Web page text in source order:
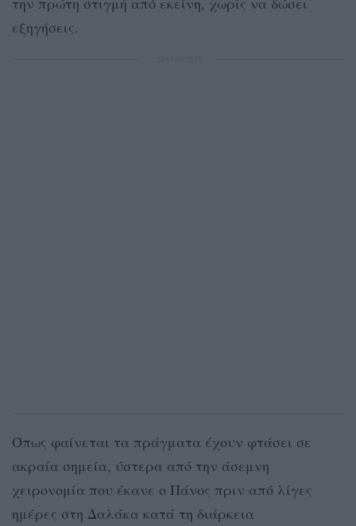
εξηγήσεις.
Όπως φαίνεται τα πράγματα έχουν φτάσει σε
ακραία σημεία, ύστερα από την άσεμνη
χειρονομία που έκανε ο Πάνος πριν από λίγες
ημέρες στη Δαλάκα κατά τη διάρκεια